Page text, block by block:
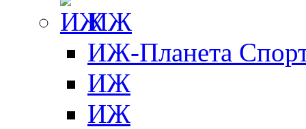
ИЖ
ИЖ-Планета
ИЖ
ИЖ